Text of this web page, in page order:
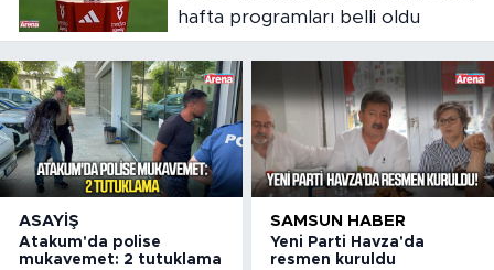
hafta programları belli oldu
ASAYIŞ
Atakum'da polise
mukavemet: 2 tutuklama
SAMSUN HABER
Yeni Parti Havza'da
resmen kuruldu